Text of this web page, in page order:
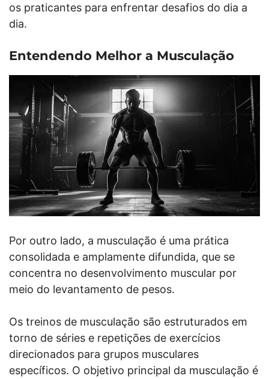
os praticantes para enfrentar desafios do dia a
dia.
Entendendo Melhor a Musculação
Por outro lado, a musculação é uma prática
consolidada e amplamente difundida, que se
concentra no desenvolvimento muscular por
meio do levantamento de pesos.
Os treinos de musculação são estruturados em
torno de séries e repetições de exercícios
direcionados para grupos musculares
específicos. O objetivo principal da musculação é